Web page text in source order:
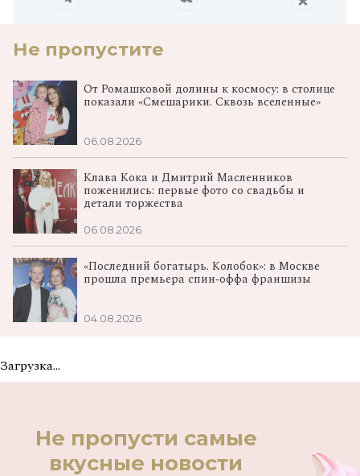
Не пропустите
От Ромашковой долины к космосу: в столице
показали «Смешарики. Сквозь вселенные»
06.08.2026
Клава Кока и Дмитрий Масленников
поженились: первые фото со свадьбы и
детали торжества
06.08.2026
«Последний богатырь. Колобок»: в Москве
прошла премьера спин‑оффа франшизы
04.08.2026
Загрузка...
Не пропусти самые
вкусные новости